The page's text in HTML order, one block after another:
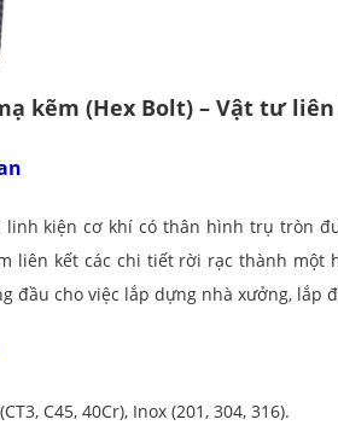
kẽm (Hex Bolt) – Vật tư
linh kiện cơ khí có thân hình trụ tròn
liên kết các chi tiết rời rạc thành
đầu cho việc lắp dựng nhà xưởng, lắp
C45, 40Cr), Inox (201, 304, 316).